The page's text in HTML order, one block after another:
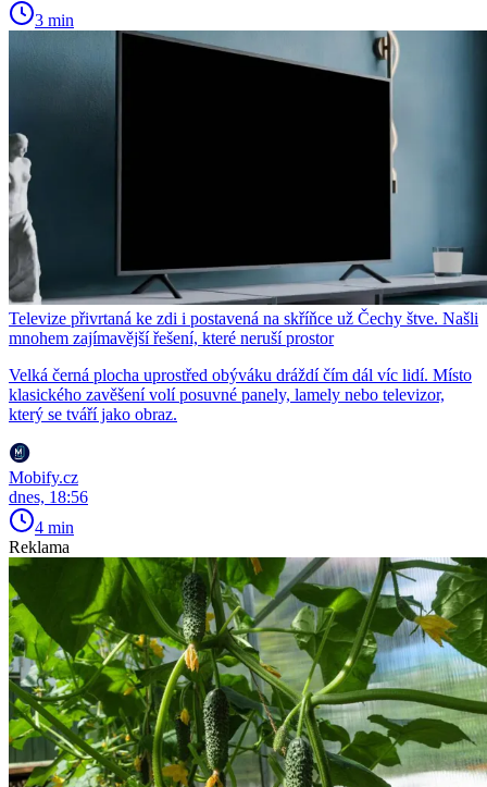
3 min
Televize přivrtaná ke zdi i postavená na skříňce už Čechy štve. Našli
mnohem zajímavější řešení, které neruší prostor
Velká černá plocha uprostřed obýváku dráždí čím dál víc lidí. Místo
klasického zavěšení volí posuvné panely, lamely nebo televizor,
který se tváří jako obraz.
Mobify.cz
dnes, 18:56
4 min
Reklama